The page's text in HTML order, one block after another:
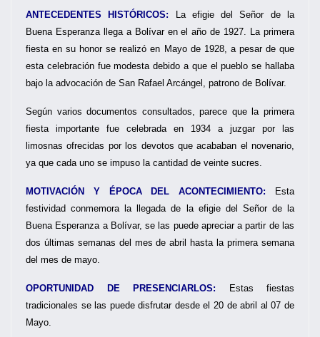
ANTECEDENTES HISTÓRICOS: La efigie del Señor de la
Buena Esperanza llega a Bolívar en el año de 1927. La primera
fiesta en su honor se realizó en Mayo de 1928, a pesar de que
esta celebración fue modesta debido a que el pueblo se hallaba
bajo la advocación de San Rafael Arcángel, patrono de Bolívar.
Según varios documentos consultados, parece que la primera
fiesta importante fue celebrada en 1934 a juzgar por las
limosnas ofrecidas por los devotos que acababan el novenario,
ya que cada uno se impuso la cantidad de veinte sucres.
MOTIVACIÓN Y ÉPOCA DEL ACONTECIMIENTO: Esta
festividad conmemora la llegada de la efigie del Señor de la
Buena Esperanza a Bolívar, se las puede apreciar a partir de las
dos últimas semanas del mes de abril hasta la primera semana
del mes de mayo.
OPORTUNIDAD DE PRESENCIARLOS: Estas fiestas
tradicionales se las puede disfrutar desde el 20 de abril al 07 de
Mayo.